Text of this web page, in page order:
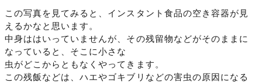
この写真を見てみると、インスタント食品の空き容器が見
えるかなと思います。
中身ははいっていませんが、その残留物などがそのままに
なっていると、そこに小さな
虫がどこからともなくやってきます。
この残飯などは、ハエやゴキブリなどの害虫の原因になる